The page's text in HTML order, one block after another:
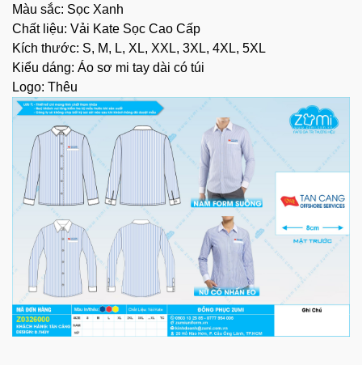
Màu sắc: Sọc Xanh
Chất liệu: Vải Kate Sọc Cao Cấp
Kích thước: S, M, L, XL, XXL, 3XL, 4XL, 5XL
Kiểu dáng: Áo sơ mi tay dài có túi
Logo: Thêu